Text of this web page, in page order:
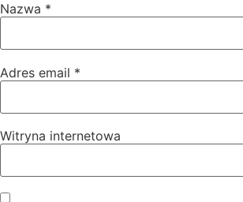
Nazwa *
Adres email *
Witryna internetowa